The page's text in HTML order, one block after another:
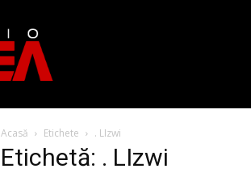
Acasă Etichete . LIzwi
Etichetă: . LIzwi